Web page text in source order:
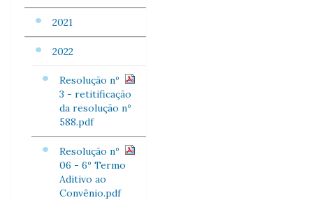
2021
2022
Resolução nº
3 - retitificação
da resolução nº
588.pdf
Resolução nº
06 - 6º Termo
Aditivo ao
Convênio.pdf